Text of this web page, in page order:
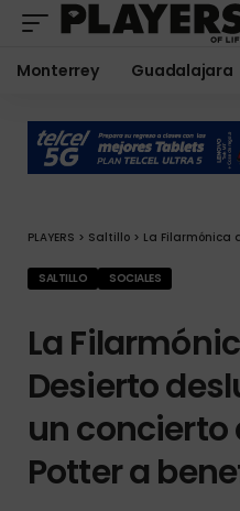
Monterrey Guadalajara
PLAYERS > Saltillo > La Filarmónica del Desierto
SALTILLO SOCIALES
La
Desierto
un concierto
Potter a